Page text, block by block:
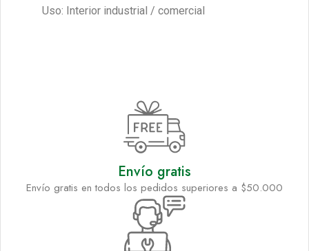
Uso: Interior industrial / comercial
Envío gratis
Envío gratis en todos los pedidos superiores a $50.000